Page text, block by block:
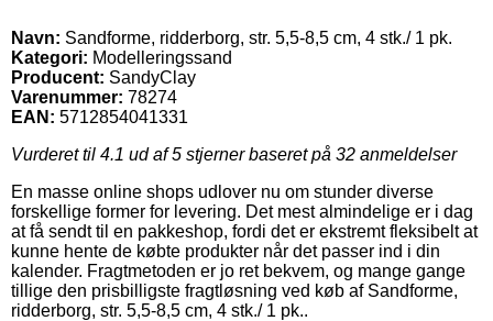
Navn: Sandforme, ridderborg, str. 5,5-8,5 cm, 4 stk./ 1 pk.
Kategori: Modelleringssand
Producent: SandyClay
Varenummer: 78274
EAN: 5712854041331
Vurderet til 4.1 ud af 5 stjerner baseret på 32 anmeldelser
En masse online shops udlover nu om stunder diverse
forskellige former for levering. Det mest almindelige er i dag
at få sendt til en pakkeshop, fordi det er ekstremt fleksibelt at
kunne hente de købte produkter når det passer ind i din
kalender. Fragtmetoden er jo ret bekvem, og mange gange
tillige den prisbilligste fragtløsning ved køb af Sandforme,
ridderborg, str. 5,5-8,5 cm, 4 stk./ 1 pk..